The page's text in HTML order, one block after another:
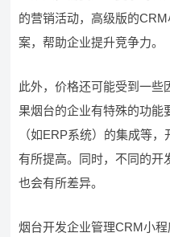
的营销活动，高级版的
案，帮助企业提升竞争力。
此外，价格还可能受到一些
果烟台的企业有特殊的功能
（如ERP系统）的集成等
有所提高。同时，不同的开
也会有所差异。
烟台开发企业管理CRM小